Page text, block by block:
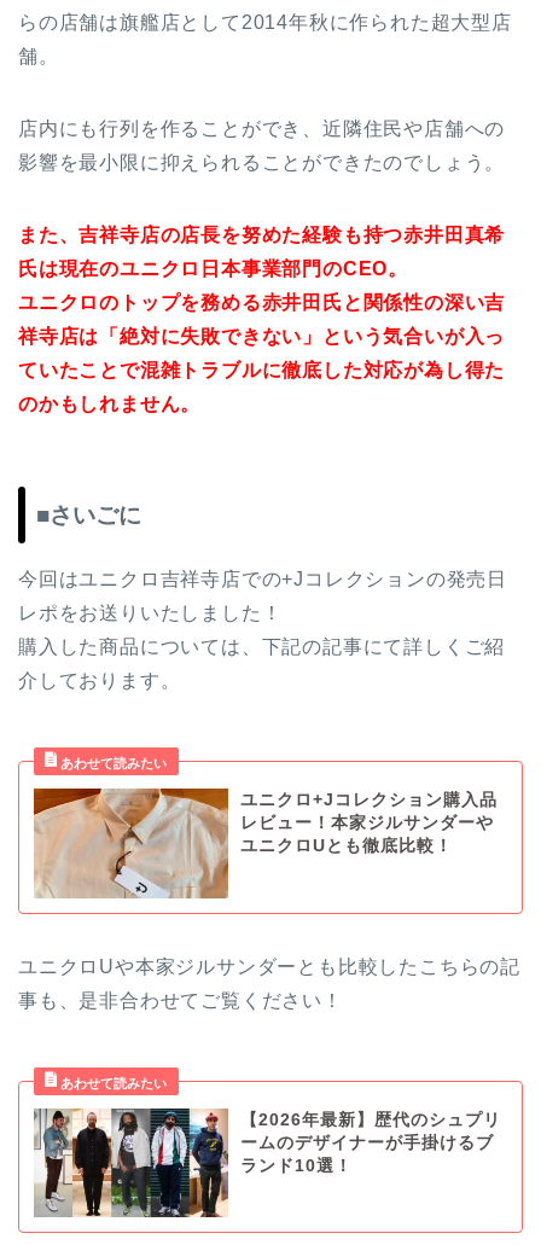
らの店舗は旗艦店として2014年秋に作られた超大型店
舗。
店内にも行列を作ることができ、近隣住民や店舗への
影響を最小限に抑えられることができたのでしょう。
また、吉祥寺店の店長を努めた経験も持つ赤井田真希
氏は現在のユニクロ日本事業部門のCEO。
ユニクロのトップを務める赤井田氏と関係性の深い吉
祥寺店は「絶対に失敗できない」という気合いが入っ
ていたことで混雑トラブルに徹底した対応が為し得た
のかもしれません。
■さいごに
今回はユニクロ吉祥寺店での+Jコレクションの発売日
レポをお送りいたしました！
購入した商品については、下記の記事にて詳しくご紹
介しております。
ユニクロ+Jコレクション購入品
レビュー！本家ジルサンダーや
ユニクロUとも徹底比較！
ユニクロUや本家ジルサンダーとも比較したこちらの記
事も、是非合わせてご覧ください！
【2026年最新】歴代のシュプリ
ームのデザイナーが手掛けるブ
ランド10選！